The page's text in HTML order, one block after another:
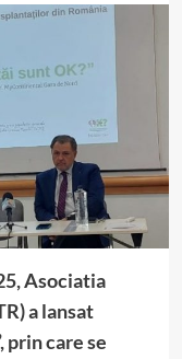
Asociatia
a lansat
prin care se